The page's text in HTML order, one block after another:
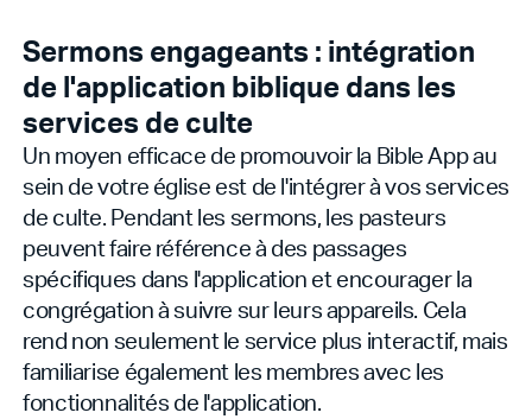
Sermons engageants : intégration
de l'application biblique dans les
services de culte
Un moyen efficace de promouvoir la Bible App au
sein de votre église est de l'intégrer à vos services
de culte. Pendant les sermons, les pasteurs
peuvent faire référence à des passages
spécifiques dans l'application et encourager la
congrégation à suivre sur leurs appareils. Cela
rend non seulement le service plus interactif, mais
familiarise également les membres avec les
fonctionnalités de l'application.